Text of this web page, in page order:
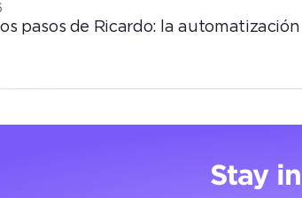
pasos de Ricardo: la
Stay